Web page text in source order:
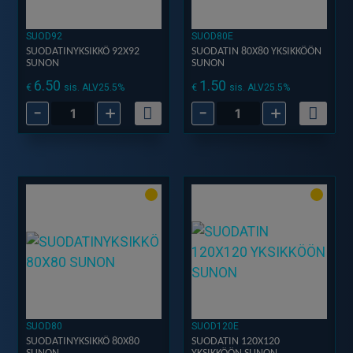
SUOD92
SUODATINYKSIKKÖ 92X92
SUNON
€ 6.50 sis. ALV25.5%
-
SUODATINYKSIKKÖ
92X92
määrä
+
SUOD80E
SUODATIN 80X80 YKSIKKÖÖN
SUNON
€ 1.50 sis. ALV25.5%
-
SUODATIN
80X80
SUNON
+
SUOD80
SUODATINYKSIKKÖ 80X80
SUOD120E
SUODATIN 120X120